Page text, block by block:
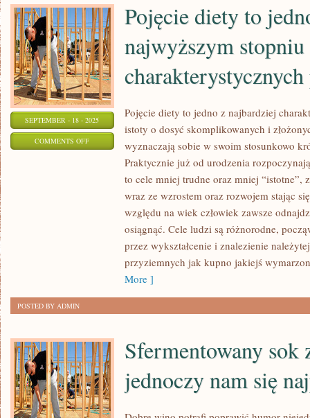
SEPTEMBER - 18 - 2025
COMMENTS OFFON
NAJWYŻSZYM
CHARAKTERYSTYCZNYCH
POJĘĆ
Pojęcie diety to
najwyższym stopniu
Pojęcie diety to jedno z najbardziej
istoty o dosyć skomplikowanych i
wyznaczają sobie w swoim stosunkowo
Praktycznie już od urodzenia
to cele mniej trudne oraz mniej “istotne”,
wraz ze wzrostem oraz rozwojem stając
względu na wiek człowiek zawsze
osiągnąć. Cele ludzi są różnorodne,
przez wykształcenie i znalezienie
przyziemnych jak kupno jakiejś
More ]
POSTED BY ADMIN
Sfermentowany sok
jednoczy nam się